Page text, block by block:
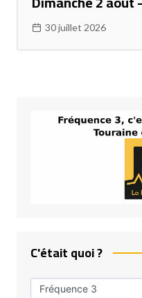
30 juillet 2026
C'était quoi ?